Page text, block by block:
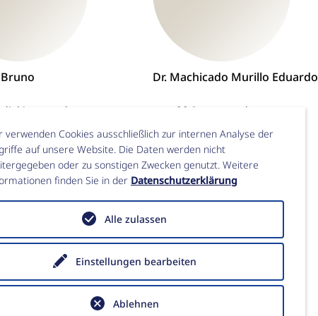
Dr. Machicado Murillo Eduardo
epm29@cam.ac.uk
verwenden Cookies ausschließlich zur internen Analyse der
auf unsere Website. Die Daten werden nicht
oder zu sonstigen Zwecken genutzt. Weitere
finden Sie in der Datenschutzerklärung
Einstellungen bearbeiten
Ablehnen
Alle zulassen